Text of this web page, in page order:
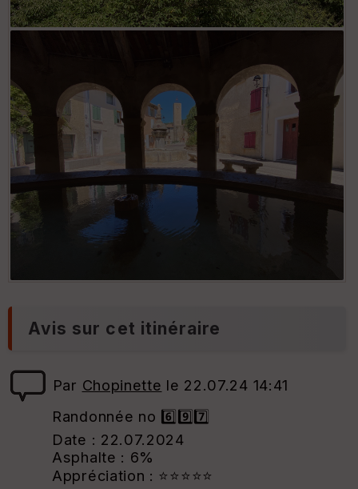
Avis sur cet itinéraire
Par Chopinette le 22.07.24 14:41
Randonnée no 6️⃣9️⃣7️⃣
Date : 22.07.2024
Asphalte : 6%
Appréciation : ⭐⭐⭐⭐⭐